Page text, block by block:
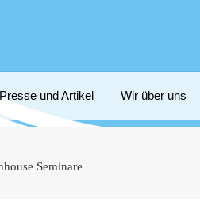
Presse und Artikel Wir über uns
Seminare